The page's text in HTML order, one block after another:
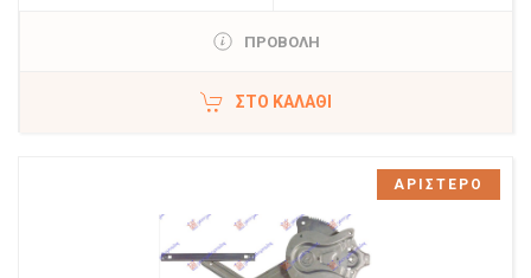
ΠΡΟΒΟΛΗ
ΣΤΟ ΚΑΛΆΘΙ
ΑΡΙΣΤΕΡΟ